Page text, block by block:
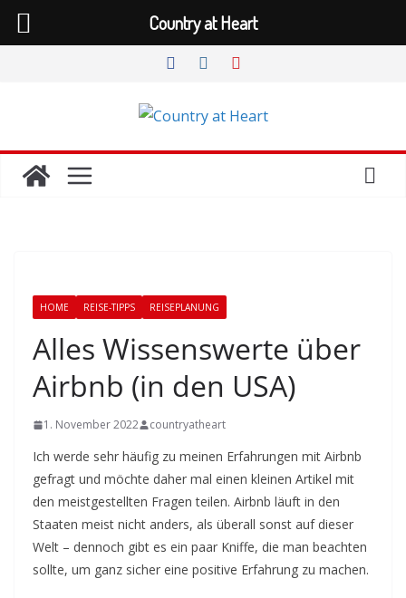
HOME REISE-TIPPS REISEPLANUNG
Alles Wissenswerte über
Airbnb (in den USA)
1. November 2022 countryatheart
Ich werde sehr häufig zu meinen Erfahrungen mit Airbnb
gefragt und möchte daher mal einen kleinen Artikel mit
den meistgestellten Fragen teilen. Airbnb läuft in den
Staaten meist nicht anders, als überall sonst auf dieser
Welt – dennoch gibt es ein paar Kniffe, die man beachten
sollte, um ganz sicher eine positive Erfahrung zu machen.
Country at Heart